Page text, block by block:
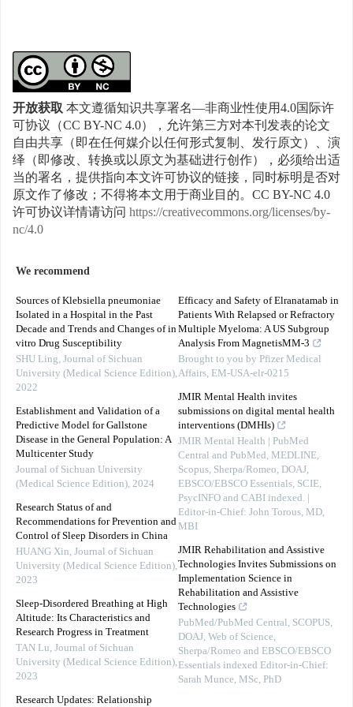
开放获取本文遵循知识共享署名—非商业性使用4.0国际许
可协议（CC BY-NC 4.0），允许第三方对本刊发表的论文
自由共享（即在任何媒介以任何形式复制、发行原文）、演
绎（即修改、转换或以原文为基础进行创作），必须给出适
当的署名，提供指向本文许可协议的链接，同时标明是否对
原文作了修改；不得将本文用于商业目的。CC BY-NC 4.0
许可协议详情请访问 https://creativecommons.org/licenses/by-
nc/4.0
We recommend
Sources of Klebsiella pneumoniae
Isolated in a Hospital in the Past
Decade and Trends and Changes of in
vitro Drug Susceptibility
SHU Ling, Journal of Sichuan
University (Medical Science Edition),
2022
Establishment and Validation of a
Predictive Model for Gallstone
Disease in the General Population: A
Multicenter Study
Journal of Sichuan University
(Medical Science Edition), 2024
Research Status of and
Recommendations for Prevention and
Control of Sleep Disorders in China
HUANG Xin, Journal of Sichuan
University (Medical Science Edition),
2023
Sleep-Disordered Breathing at High
Altitude: Its Characteristics and
Research Progress in Treatment
TAN Lu, Journal of Sichuan
University (Medical Science Edition),
2023
Research Updates: Relationship
Efficacy and Safety of Elranatamab in
Patients With Relapsed or Refractory
Multiple Myeloma: A US Subgroup
Analysis From MagnetisMM-3
Brought to you by Pfizer Medical
Affairs, EM-USA-elr-0215
JMIR Mental Health invites
submissions on digital mental health
interventions (DMHIs)
JMIR Mental Health | PubMed
Central and PubMed, MEDLINE,
Scopus, Sherpa/Romeo, DOAJ,
EBSCO/EBSCO Essentials, SCIE,
PsycINFO and CABI indexed. |
Editor-in-Chief: John Torous, MD,
MBI
JMIR Rehabilitation and Assistive
Technologies Invites Submissions on
Implementation Science in
Rehabilitation and Assistive
Technologies
PubMed/PubMed Central, SCOPUS,
DOAJ, Web of Science,
Sherpa/Romeo and EBSCO/EBSCO
Essentials indexed Editor-in-Chief:
Sarah Munce, MSc, PhD